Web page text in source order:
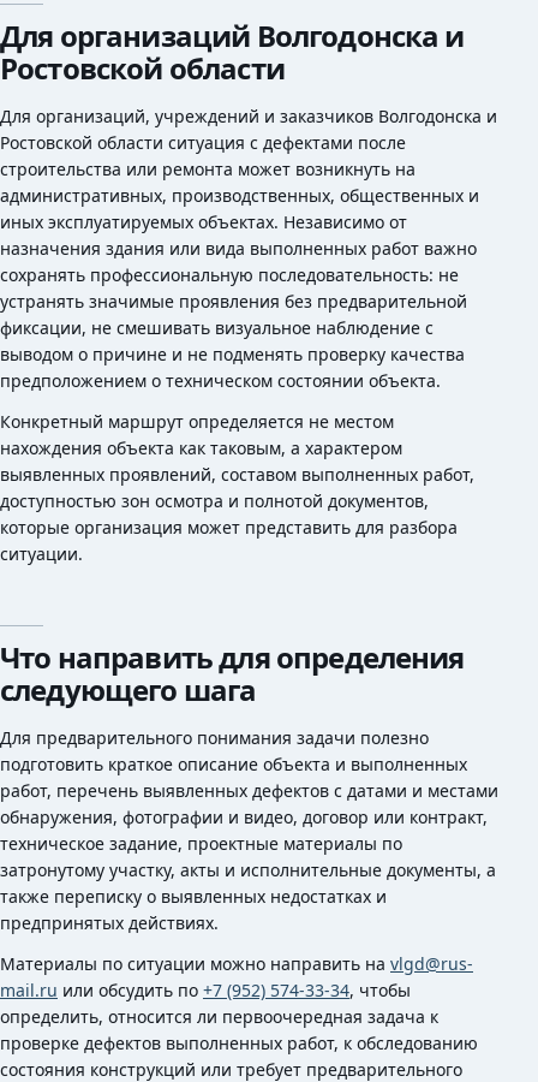
Для организаций Волгодонска и
Ростовской области
Для организаций, учреждений и заказчиков Волгодонска и
Ростовской области ситуация с дефектами после
строительства или ремонта может возникнуть на
административных, производственных, общественных и
иных эксплуатируемых объектах. Независимо от
назначения здания или вида выполненных работ важно
сохранять профессиональную последовательность: не
устранять значимые проявления без предварительной
фиксации, не смешивать визуальное наблюдение с
выводом о причине и не подменять проверку качества
предположением о техническом состоянии объекта.
Конкретный маршрут определяется не местом
нахождения объекта как таковым, а характером
выявленных проявлений, составом выполненных работ,
доступностью зон осмотра и полнотой документов,
которые организация может представить для разбора
ситуации.
Что направить для определения
следующего шага
Для предварительного понимания задачи полезно
подготовить краткое описание объекта и выполненных
работ, перечень выявленных дефектов с датами и местами
обнаружения, фотографии и видео, договор или контракт,
техническое задание, проектные материалы по
затронутому участку, акты и исполнительные документы, а
также переписку о выявленных недостатках и
предпринятых действиях.
Материалы по ситуации можно направить на vlgd@rus-
mail.ru или обсудить по +7 (952) 574-33-34, чтобы
определить, относится ли первоочередная задача к
проверке дефектов выполненных работ, к обследованию
состояния конструкций или требует предварительного